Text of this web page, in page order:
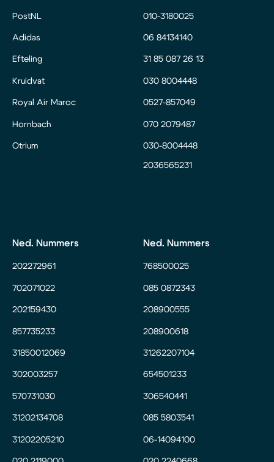
PostNL
Adidas
Efteling
Kruidvat
Royal Air Maroc
Hornbach
Otrium
010-3180025
06 84134140
31 85 087 26 13
030 8004448
0527-857049
070 2079487
030-8004448
2036565231
Ned. Nummers
202272961
702071022
202159430
857735233
31850012069
302003257
570731030
31202134708
31202205210
Ned. Nummers
768500025
085 0872343
208900555
208900618
31262207104
654501233
306540441
085 5803541
06-14094100